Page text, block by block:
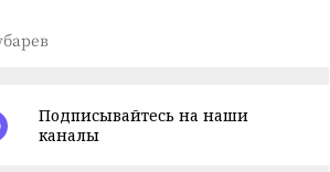
Подписывайтесь на наши
каналы